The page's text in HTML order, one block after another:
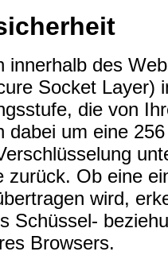
innerhalb des
Socket Layer)
die von
dabei um eine
zurück. Ob eine
wird,
Schüssel-
Browsers.